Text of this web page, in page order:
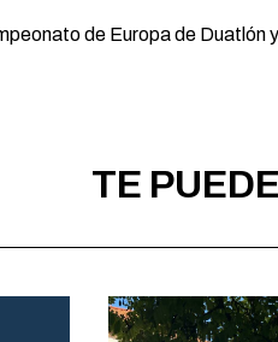
de Europa de Duatlón
TE